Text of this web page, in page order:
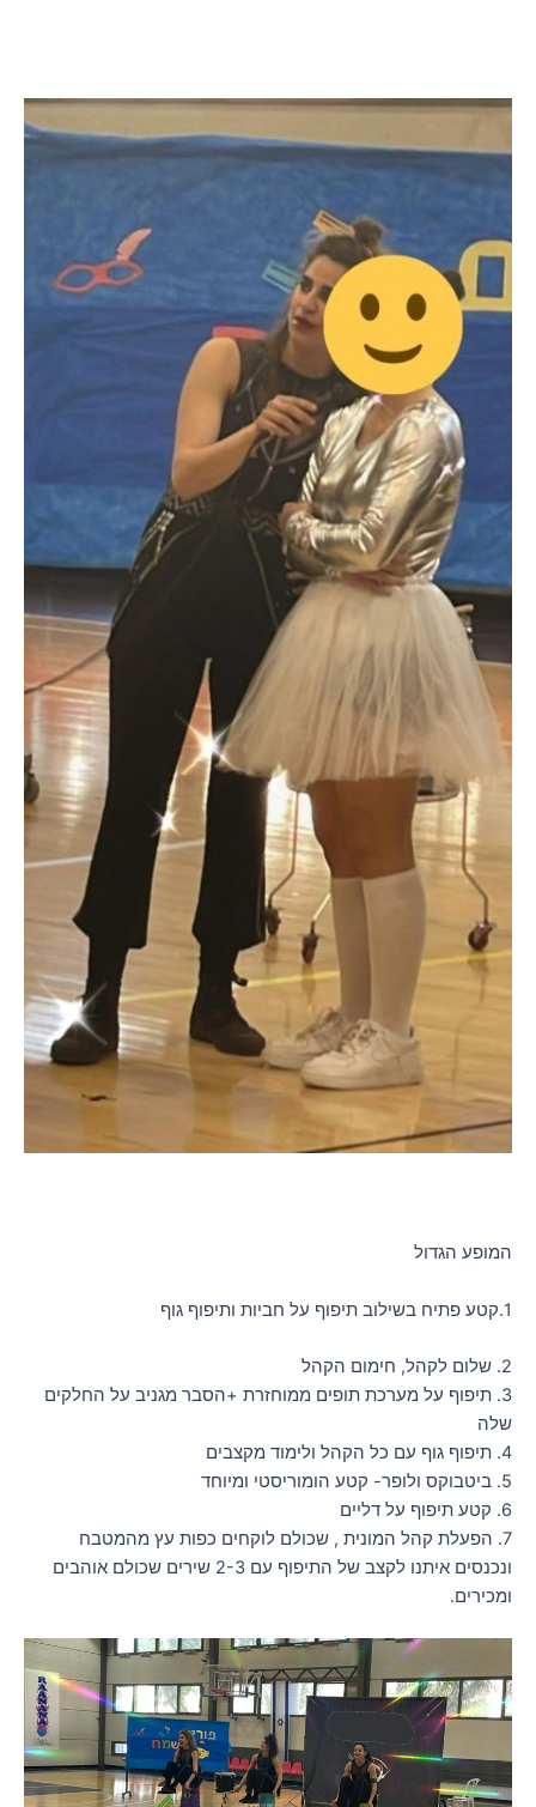
המופע הגדול
1.קטע פתיח בשילוב תיפוף על חביות ותיפוף גוף
2. שלום לקהל, חימום הקהל
3. תיפוף על מערכת תופים ממוחזרת +הסבר מגניב על החלקים
שלה
4. תיפוף גוף עם כל הקהל ולימוד מקצבים
5. ביטבוקס ולופר- קטע הומוריסטי ומיוחד
6. קטע תיפוף על דליים
7. הפעלת קהל המונית , שכולם לוקחים כפות עץ מהמטבח
ונכנסים איתנו לקצב של התיפוף עם 2-3 שירים שכולם אוהבים
ומכירים.